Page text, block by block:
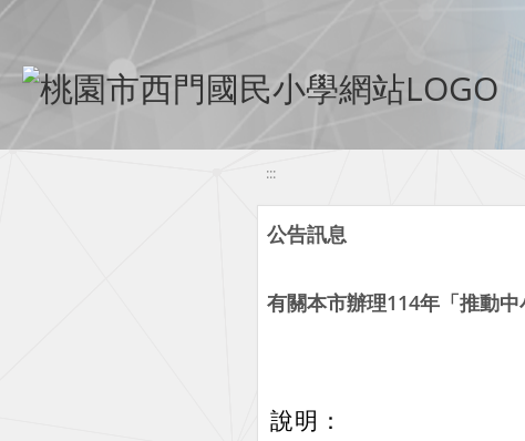
移至網頁之主要內容區位置
:::
公告訊息
有關本市辦理114年「推動
說明：